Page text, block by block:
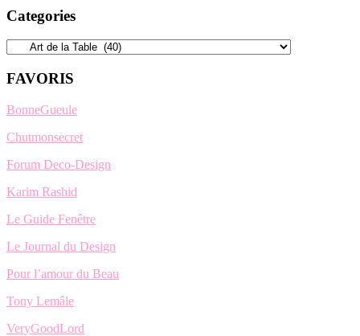
Categories
Categories
FAVORIS
BonneGueule
Chutmonsecret
Forum Deco-Design
Karim Rashid
Le Guide Fenêtre
Le Journal du Design
Pour l’amour du Beau
Tony Lemâle
VeryGoodLord